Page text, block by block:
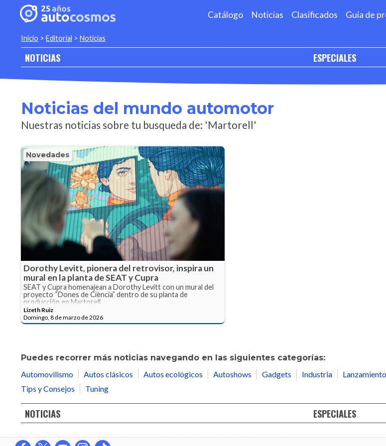
Catálogo Noticias Clasificados Guía de
Inicio > Editorial > Noticias
NOTICIAS ESPECIALES
Noticias del mundo automotor
Nuestras noticias sobre tu busqueda de: 'Martorell'
Novedades
Dorothy Levitt, pionera del retrovisor, inspira un
mural en la planta de SEAT y Cupra
SEAT y Cupra homenajean a Dorothy Levitt con un mural del
proyecto “Dones de Ciència” dentro de su planta de
producción en Martorell.
Lizeth Ruiz
Domingo, 8 de marzo de 2026
Puedes recorrer más noticias navegando en las siguientes categorías:
Automovilismo
Autos clásicos Autos ecológicos Autoshows Gadgets Industria
Tips y Consejos
Tuning
NOTICIAS ESPECIALES